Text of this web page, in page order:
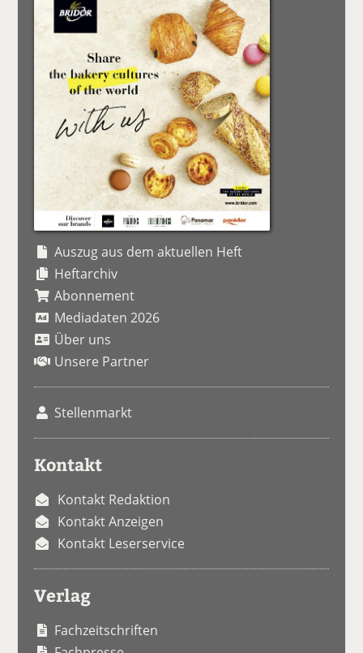
Auszug aus dem aktuellen Heft
Heftarchiv
Abonnement
Mediadaten 2026
Über uns
Unsere Partner
Stellenmarkt
Kontakt
Kontakt Redaktion
Kontakt Anzeigen
Kontakt Leserservice
Verlag
Fachzeitschriften